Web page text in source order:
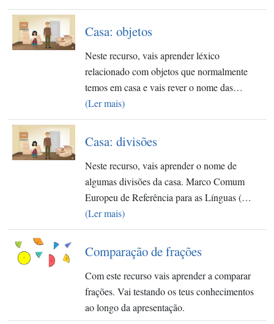
Casa: objetos
Neste recurso, vais aprender léxico
relacionado com objetos que normalmente
temos em casa e vais rever o nome das…
(Ler mais)
Casa: divisões
Neste recurso, vais aprender o nome de
algumas divisões da casa. Marco Comum
Europeu de Referência para as Línguas (…
(Ler mais)
Comparação de frações
Com este recurso vais aprender a comparar
frações. Vai testando os teus conhecimentos
ao longo da apresentação.